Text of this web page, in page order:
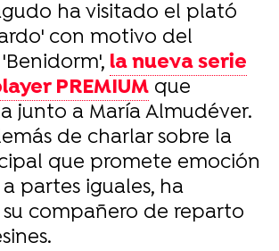
ha visitado el plató
con motivo del
la nueva serie
PREMIUM que
junto a María Almudéver.
de charlar sobre la
que promete emoción
partes iguales, ha
compañero de reparto